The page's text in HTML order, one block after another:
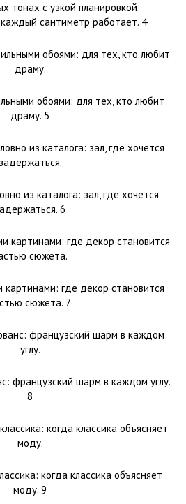
тонах с узкой планировкой:
сантиметр работает. 4
обоями: для тех, кто любит
драму. 5
из каталога: зал, где хочется
6
картинами: где декор становится
сюжета. 7
французский шарм в каждом углу.
8
когда классика объясняет
моду. 9